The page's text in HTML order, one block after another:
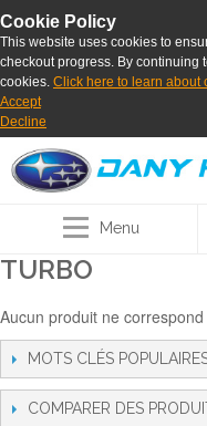
Cookie Policy
This website uses cookies to
checkout progress. By continuing
cookies. Click here to learn about
Accept
Decline
Menu
TURBO
Aucun produit ne
MOTS CLÉS
COMPARER DES